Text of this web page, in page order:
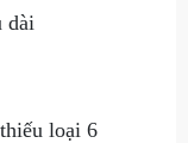
dài
loại 6